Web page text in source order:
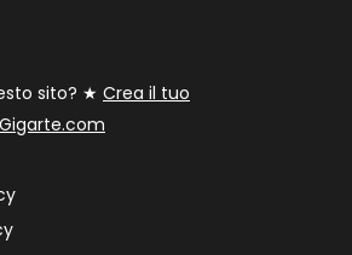
sito? ★ Crea il tuo